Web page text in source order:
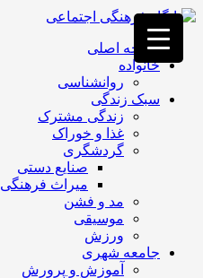
فصد
خون
غرب
تهران
خشکشویی
تصفیه
تهران
صفحه اصلی
خانواده
روانشناسی
سبک زندگی
زندگی مشترک
غذا و خوراک
گردشگری
صنایع دستی
میراث فرهنگی
مد و فشن
موسیقی
ورزش
جامعه شهری
آموزش و پرورش